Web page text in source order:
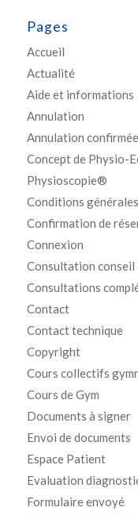
Pages
Accueil
Actualité
Aide et informations
Annulation
Annulation confirmée
Concept de Physio-
Physioscopie®
Conditions
Confirmation de
Connexion
Consultation conseil
Consultations
Contact
Contact technique
Copyright
Cours collectifs
Cours de Gym
Documents à signer
Envoi de documents
Espace Patient
Evaluation
Formulaire envoyé